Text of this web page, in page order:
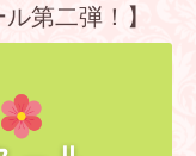
第二弾！】